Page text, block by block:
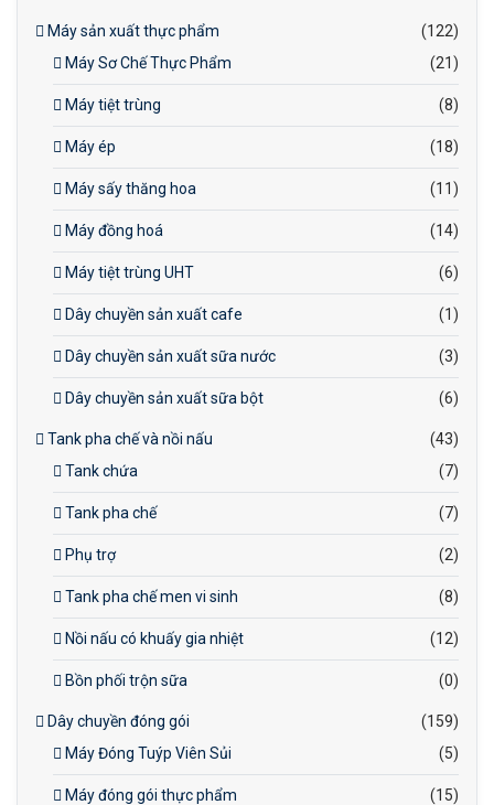
Máy sản xuất thực phẩm
(122)
Máy Sơ Chế Thực Phẩm
(21)
Máy tiệt trùng (8)
Máy ép (18)
Máy sấy thăng hoa (11)
Máy đồng hoá (14)
Máy tiệt trùng UHT (6)
Dây chuyền sản xuất cafe (1)
Dây chuyền sản xuất sữa nước (3)
Dây chuyền sản xuất sữa bột (6)
Tank pha chế và nồi nấu
(43)
Tank chứa
(7)
Tank pha chế (7)
Phụ trợ (2)
Tank pha chế men vi sinh (8)
Nồi nấu có khuấy gia nhiệt (12)
Bồn phối trộn sữa (0)
Dây chuyền đóng gói
(159)
Máy Đóng Tuýp Viên Sủi
(5)
Máy đóng gói thực phẩm (15)